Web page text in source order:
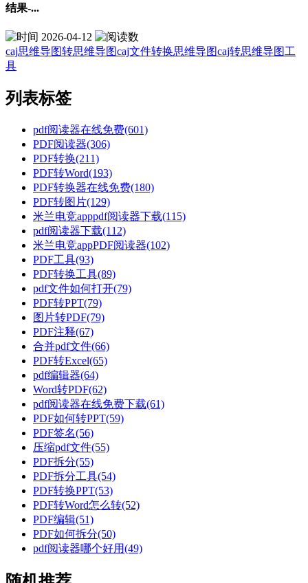
结果-...
2026-04-12
caj思维导图转思维导图caj文件转换思维导图caj转思维导图工
具
列表标签
pdf阅读器在线免费(601)
PDF阅读器(306)
PDF转换(211)
PDF转Word(193)
PDF转换器在线免费(180)
PDF转图片(129)
米兰电竞apppdf阅读器下载(115)
pdf阅读器下载(112)
米兰电竞appPDF阅读器(102)
PDF工具(93)
PDF转换工具(89)
pdf文件如何打开(79)
PDF转PPT(79)
图片转PDF(79)
PDF注释(67)
合并pdf文件(66)
PDF转Excel(65)
pdf编辑器(64)
Word转PDF(62)
pdf阅读器在线免费下载(61)
PDF如何转PPT(59)
PDF签名(56)
压缩pdf文件(55)
PDF拆分(55)
PDF拆分工具(54)
PDF转换PPT(53)
PDF转Word怎么转(52)
PDF编辑(51)
PDF如何拆分(50)
pdf阅读器哪个好用(49)